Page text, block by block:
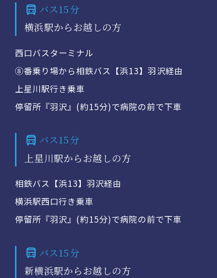
バス15分
横浜駅からお越しの方
西口バスターミナル
⑧番乗り場から相鉄バス【浜13】羽沢経由
上星川駅行き乗車
停留所『羽沢』(約15分)で病院の前で下車
バス15分
上星川駅からお越しの方
相鉄バス【浜13】羽沢経由
横浜駅西口行き乗車
停留所『羽沢』(約15分)で病院の前で下車
バス15分
新横浜駅からお越しの方